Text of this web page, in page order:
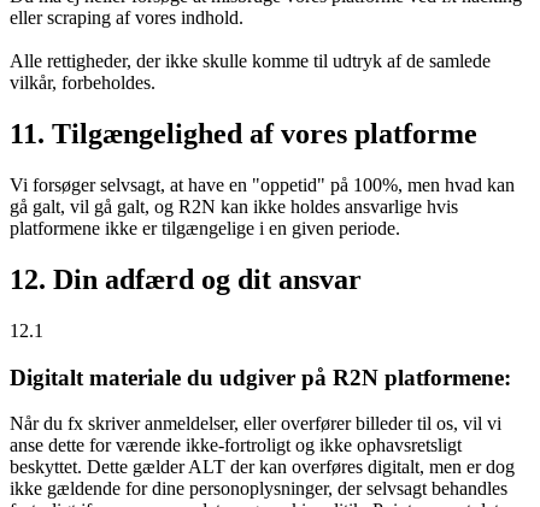
eller scraping af vores indhold.
Alle rettigheder, der ikke skulle komme til udtryk af de samlede
vilkår, forbeholdes.
11. Tilgængelighed af vores platforme
Vi forsøger selvsagt, at have en "oppetid" på 100%, men hvad kan
gå galt, vil gå galt, og R2N kan ikke holdes ansvarlige hvis
platformene ikke er tilgængelige i en given periode.
12. Din adfærd og dit ansvar
12.1
Digitalt materiale du udgiver på R2N platformene:
Når du fx skriver anmeldelser, eller overfører billeder til os, vil vi
anse dette for værende ikke-fortroligt og ikke ophavsretsligt
beskyttet. Dette gælder ALT der kan overføres digitalt, men er dog
ikke gældende for dine personoplysninger, der selvsagt behandles